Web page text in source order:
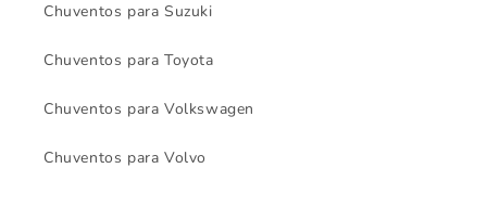
Chuventos para Suzuki
Chuventos para Toyota
Chuventos para Volkswagen
Chuventos para Volvo